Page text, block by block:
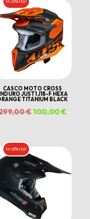
In offerta!
CASCO MOTO CROSS
JUST1 J18-F HEXA
TITANIUM BLACK
€ Il
299,00 €.
100,00€Il
è:
In offerta!